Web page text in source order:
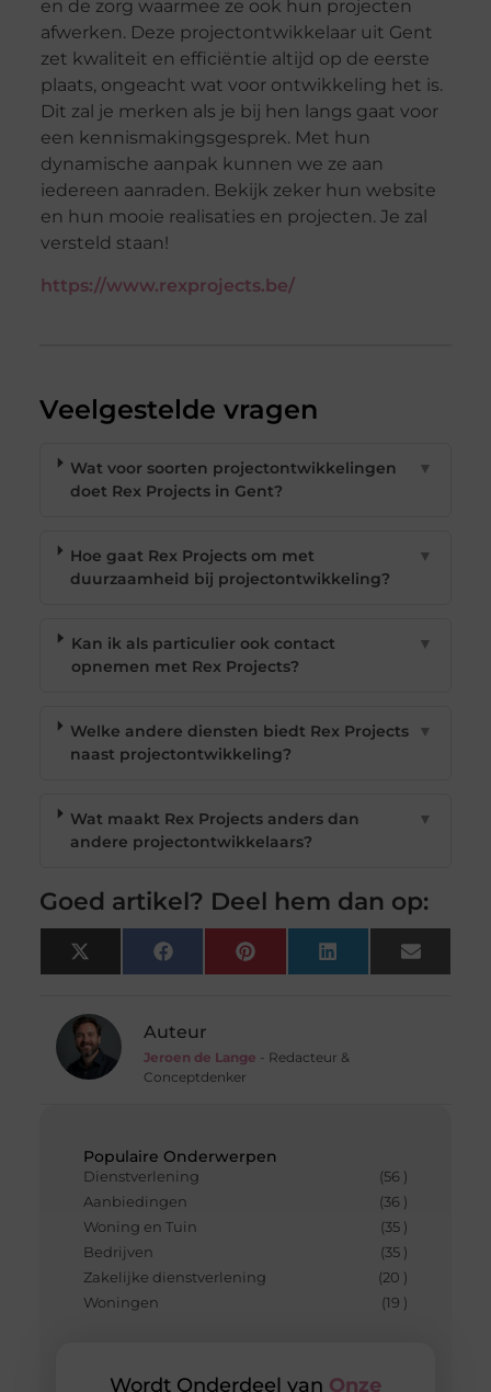
Populaire Onderwerpen
Dienstverlening
(56 )
Aanbiedingen
(36 )
Woning en Tuin
(35 )
Bedrijven
(35 )
Zakelijke dienstverlening
(20 )
Woningen
(19 )
Wordt Onderdeel van Onze
en de zorg waarmee ze ook hun projecten
afwerken. Deze projectontwikkelaar uit Gent
zet kwaliteit en efficiëntie altijd op de eerste
plaats, ongeacht wat voor ontwikkeling het is.
Dit zal je merken als je bij hen langs gaat voor
een kennismakingsgesprek. Met hun
dynamische aanpak kunnen we ze aan
iedereen aanraden. Bekijk zeker hun website
en hun mooie realisaties en projecten. Je zal
versteld staan!
https://www.rexprojects.be/
Veelgestelde vragen
Wat voor soorten projectontwikkelingen
doet Rex Projects in Gent?
▼
Hoe gaat Rex Projects om met
duurzaamheid bij projectontwikkeling?
▼
Kan ik als particulier ook contact
opnemen met Rex Projects?
▼
Welke andere diensten biedt Rex Projects
naast projectontwikkeling?
▼
Wat maakt Rex Projects anders dan
andere projectontwikkelaars?
▼
Goed artikel? Deel hem dan op:
X
(Twitter)
FacebookPinterest LinkedIn Email
Auteur
Jeroen de Lange - Redacteur &
Conceptdenker